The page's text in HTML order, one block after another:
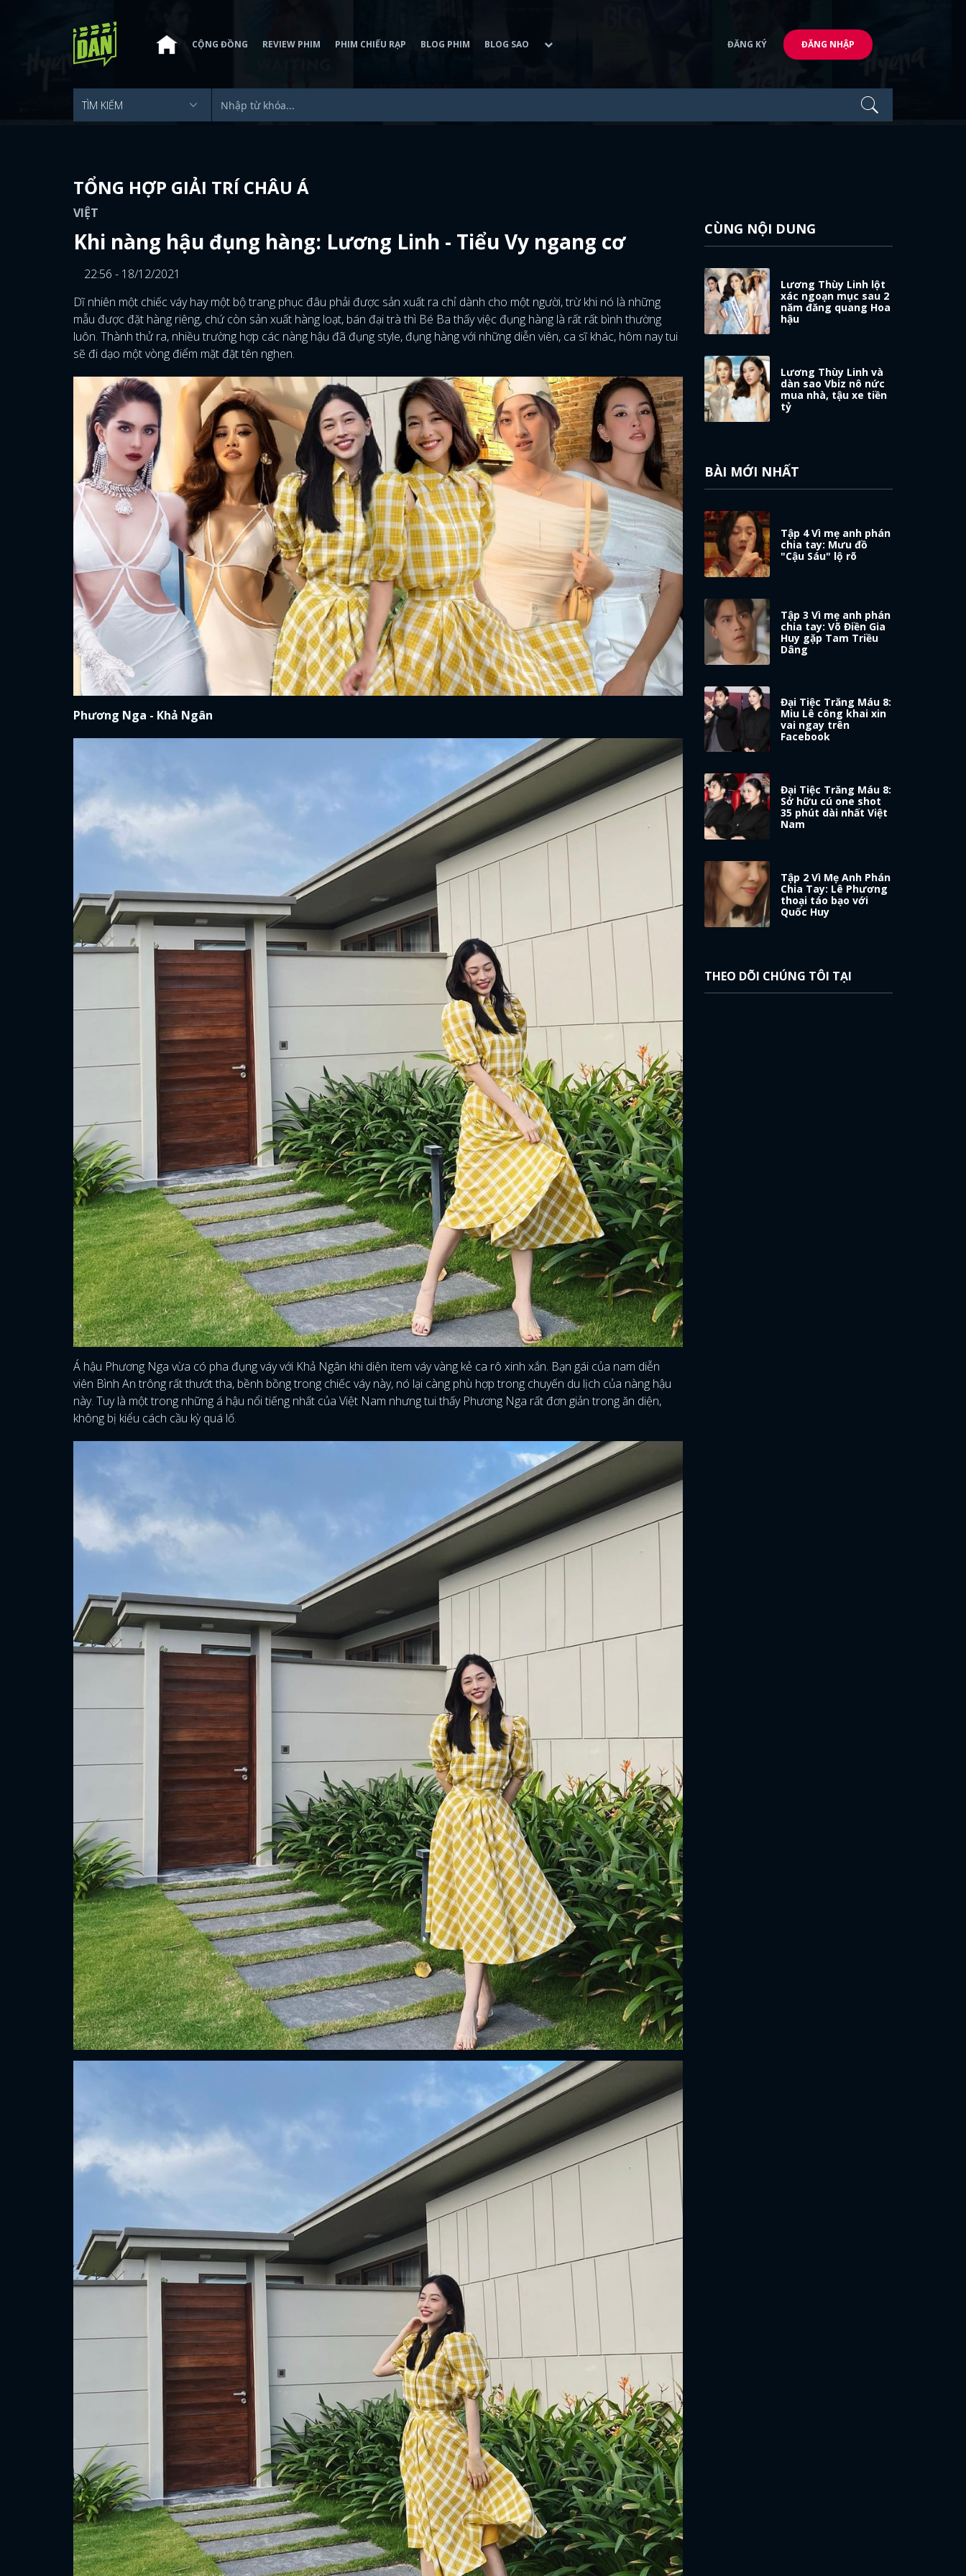
ĐĂNG NHẬP
FACEBOOK
CỘNG ĐỒNG REVIEW PHIM PHIM CHIẾU RẠP BLOG PHIM BLOG SAO ĐĂNG KÝ ĐĂNG NHẬP
TỔNG HỢP GIẢI TRÍ CHÂU Á
VIỆT
Khi nàng hậu đụng hàng: Lương Linh - Tiểu Vy ngang cơ
22:56 - 18/12/2021
Dĩ nhiên một chiếc váy hay một bộ trang phục đâu phải được sản xuất ra chỉ dành cho một người, trừ khi nó là những
mẫu được đặt hàng riêng, chứ còn sản xuất hàng loạt, bán đại trà thì Bé Ba thấy việc đụng hàng là rất rất bình thường
luôn. Thành thử ra, nhiều trường hợp các nàng hậu đã đụng style, đụng hàng với những diễn viên, ca sĩ khác, hôm nay tui
sẽ đi dạo một vòng điểm mặt đặt tên nghen.
Phương Nga - Khả Ngân
Á hậu Phương Nga vừa có pha đụng váy với Khả Ngân khi diện item váy vàng kẻ ca rô xinh xắn. Bạn gái của nam diễn
viên Bình An trông rất thướt tha, bềnh bồng trong chiếc váy này, nó lại càng phù hợp trong chuyến du lịch của nàng hậu
này. Tuy là một trong những á hậu nổi tiếng nhất của Việt Nam nhưng tui thấy Phương Nga rất đơn giản trong ăn diện,
không bị kiểu cách cầu kỳ quá lố.
CÙNG NỘI DUNG
Lương Thùy Linh lột
xác ngoạn mục sau 2
năm đăng quang Hoa
hậu
Lương Thùy Linh và
dàn sao Vbiz nô nức
mua nhà, tậu xe tiền
tỷ
BÀI MỚI NHẤT
Tập 4 Vì mẹ anh phán
chia tay: Mưu đồ
"Cậu Sáu" lộ rõ
Tập 3 Vì mẹ anh phán
chia tay: Võ Điền Gia
Huy gặp Tam Triều
Dâng
Đại Tiệc Trăng Máu 8:
Miu Lê công khai xin
vai ngay trên
Facebook
Đại Tiệc Trăng Máu 8:
Sở hữu cú one shot
35 phút dài nhất Việt
Nam
Tập 2 Vì Mẹ Anh Phán
Chia Tay: Lê Phương
thoại táo bạo với
Quốc Huy
THEO DÕI CHÚNG TÔI TẠI